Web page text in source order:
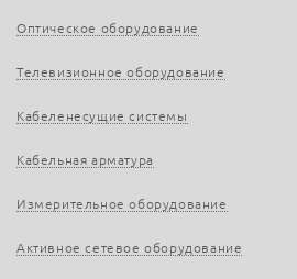
Оптическое оборудование
Телевизионное оборудование
Кабеленесущие системы
Кабельная арматура
Измерительное оборудование
Активное сетевое оборудование